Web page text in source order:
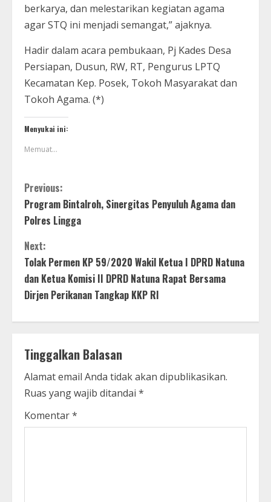
berkarya, dan melestarikan kegiatan agama
agar STQ ini menjadi semangat,” ajaknya.
Hadir dalam acara pembukaan, Pj Kades Desa
Persiapan, Dusun, RW, RT, Pengurus LPTQ
Kecamatan Kep. Posek, Tokoh Masyarakat dan
Tokoh Agama. (*)
Menyukai ini:
Memuat...
Previous:
Program Bintalroh, Sinergitas Penyuluh Agama dan
Polres Lingga
Next:
Tolak Permen KP 59/2020 Wakil Ketua I DPRD Natuna
dan Ketua Komisi II DPRD Natuna Rapat Bersama
Dirjen Perikanan Tangkap KKP RI
Tinggalkan Balasan
Alamat email Anda tidak akan dipublikasikan.
Ruas yang wajib ditandai *
Komentar*